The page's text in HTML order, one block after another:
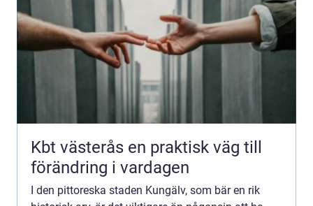
Kbt västerås en praktisk väg till
förändring i vardagen
I den pittoreska staden Kungälv, som bär en rik